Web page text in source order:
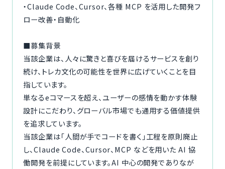
・Claude Code、Cursor、各種 MCP を活用した開発フ
ロー改善・自動化
■募集背景
当該企業は、人々に驚きと喜びを届けるサービスを創り
続け、トレカ文化の可能性を世界に広げていくことを目
指しています。
単なるeコマースを超え、ユーザーの感情を動かす体験
設計にこだわり、グローバル市場でも通用する価値提供
を追求しています。
当該企業は「人間が手でコードを書く」工程を原則廃止
し、Claude Code、Cursor、MCP などを用いた AI 協
働開発を前提にしています。AI 中心の開発でありなが